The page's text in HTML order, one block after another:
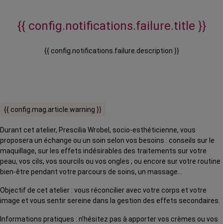
{{ config.notifications.failure.title }}
{{ config.notifications.failure.description }}
{{ config.mag.article.warning }}
Durant cet atelier, Prescilia Wrobel, socio-esthéticienne, vous
proposera un échange ou un soin selon vos besoins : conseils sur le
maquillage, sur les effets indésirables des traitements sur votre
peau, vos cils, vos sourcils ou vos ongles ; ou encore sur votre routine
bien-être pendant votre parcours de soins, un massage…
Objectif de cet atelier : vous réconcilier avec votre corps et votre
image et vous sentir sereine dans la gestion des effets secondaires.
Informations pratiques : n’hésitez pas à apporter vos crèmes ou vos